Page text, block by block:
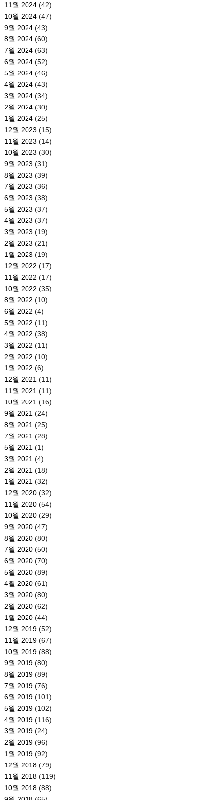
11월 2024(42)
10월 2024(47)
9월 2024(43)
8월 2024(60)
7월 2024(63)
6월 2024(52)
5월 2024(46)
4월 2024(43)
3월 2024(34)
2월 2024(30)
1월 2024(25)
12월 2023 (15)
11월 2023 (14)
10월 2023 (30)
9월 2023 (31)
8월 2023 (39)
7월 2023 (36)
6월 2023 (38)
5월 2023 (37)
4월 2023 (37)
3월 2023 (19)
2월 2023 (21)
1월 2023 (19)
12월 2022 (17)
11월 2022 (17)
10월 2022 (35)
8월 2022 (10)
6월 2022 (4)
5월 2022 (11)
4월 2022 (38)
3월 2022 (11)
2월 2022 (10)
1월 2022 (6)
12월 2021 (11)
11월 2021 (11)
10월 2021 (16)
9월 2021 (24)
8월 2021 (25)
7월 2021 (28)
5월 2021 (1)
3월 2021 (4)
2월 2021 (18)
1월 2021 (32)
12월 2020(32)
11월 2020(54)
10월 2020(29)
9월 2020(47)
8월 2020(80)
7월 2020(50)
6월 2020(70)
5월 2020(89)
4월 2020(61)
3월 2020(80)
2월 2020(62)
1월 2020(44)
12월 2019(52)
11월 2019(67)
10월 2019(88)
9월 2019(80)
8월 2019(89)
7월 2019(76)
6월 2019(101)
5월 2019(102)
4월 2019(116)
3월 2019(24)
2월 2019(96)
1월 2019(92)
12월 2018(79)
11월 2018(119)
10월 2018(88)